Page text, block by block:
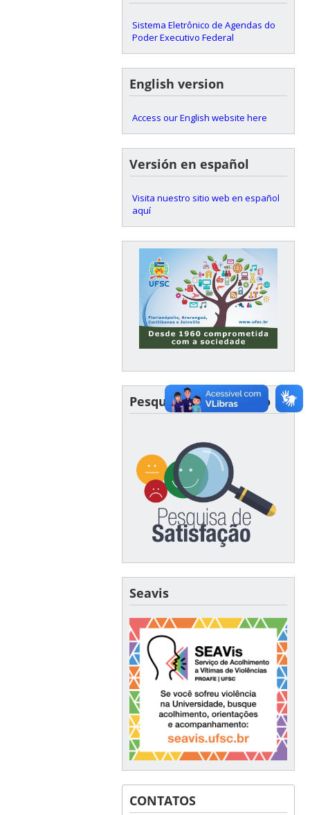
Sistema Eletrônico de Agendas do
Poder Executivo Federal
English version
Access our English website here
Versión en español
Visita nuestro sitio web en español
aquí
Pesquisa de satisfação
Seavis
CONTATOS